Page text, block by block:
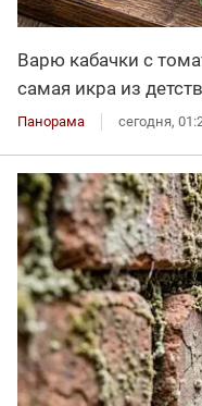
Варю кабачки с
самая икра из
Панорама сегодня,